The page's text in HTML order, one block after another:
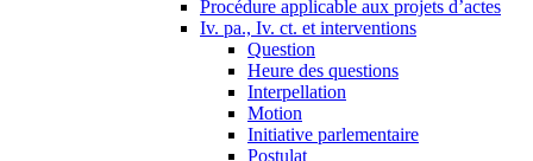
Procédure applicable aux projets d’actes
Iv. pa., Iv. ct. et interventions
Question
Heure des questions
Interpellation
Motion
Initiative parlementaire
Postulat